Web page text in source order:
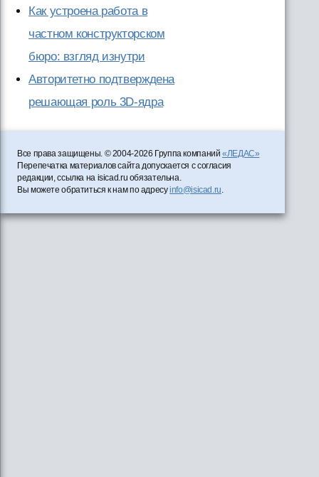
Как устроена работа в
частном конструкторском
бюро: взгляд изнутри
Авторитетно подтверждена
решающая роль 3D-ядра
Все права защищены. © 2004-2026 Группа компаний«ЛЕДАС»
Перепечатка материалов сайта допускается с согласия
редакции, ссылка на isicad.ru обязательна.
Вы можете обратиться к нам по адресуinfo@isicad.ru.